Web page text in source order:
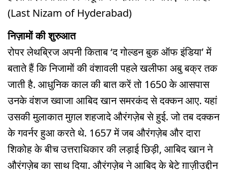
(Last Nizam of Hyderabad)
निज़ामों की शुरुआत
रोपर लेथब्रिज अपनी किताब ‘द गोल्डन बुक ऑफ इंडिया’ में
बताते हैं कि निजामों की वंशावली पहले खलीफा अबु बक्र तक
जाती है. आधुनिक काल की बात करें तो 1650 के आसपास
उनके वंशज ख्वाजा आबिद खान समरकंद से दक्कन आए. यहां
उसकी मुलाकात मुग़ल शहजादे औरंगज़ेब से हुई. जो तब दक्कन
के गवर्नर हुआ करते थे. 1657 में जब औरंगज़ेब और दारा
शिकोह के बीच उत्तराधिकार की लड़ाई छिड़ी, आबिद खान ने
औरंगज़ेब का साथ दिया. औरंगज़ेब ने आबिद के बेटे ग़ाज़ीउद्दीन